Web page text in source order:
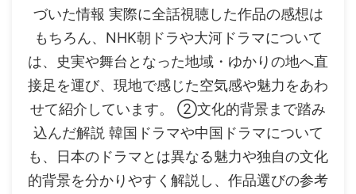
づいた情報 実際に全話視聴した作品の感想は
もちろん、NHK朝ドラや大河ドラマについて
は、史実や舞台となった地域・ゆかりの地へ直
接足を運び、現地で感じた空気感や魅力をあわ
せて紹介しています。 ②文化的背景まで踏み
込んだ解説 韓国ドラマや中国ドラマについて
も、日本のドラマとは異なる魅力や独自の文化
的背景を分かりやすく解説し、作品選びの参考